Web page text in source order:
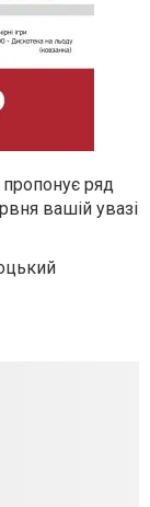
ряд
вашій увазі